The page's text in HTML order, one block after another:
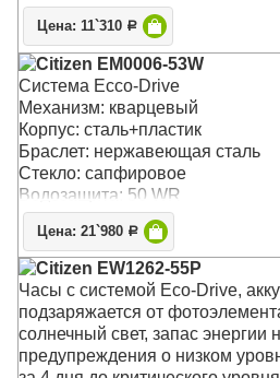
Стекло: Минеральное
Водозащита: 100WR
Цена: 11`310 Р
Citizen EM0006-53W
Система Ecco-Drive
Механизм: кварцевый
Корпус: сталь+пластик
Браслет: нержавеющая сталь
Стекло: сапфировое
Водозащита: 50 WR
Цена: 21`980 Р
Citizen EW1262-55P
Часы с системой Eco-Drive,
подзаряжается от
солнечный свет, запас энергии
предупреждения о низком